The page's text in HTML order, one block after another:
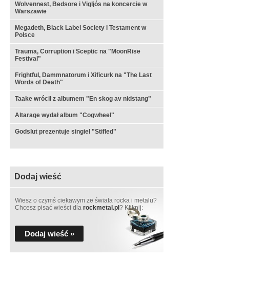
Wolvennest, Bedsore i Vigljós na koncercie w
Warszawie
Megadeth, Black Label Society i Testament w
Polsce
Trauma, Corruption i Sceptic na "MoonRise
Festival"
Frightful, Dammnatorum i Xificurk na "The Last
Words of Death"
Taake wrócił z albumem "En skog av nidstang"
Altarage wydał album "Cogwheel"
Godslut prezentuje singiel "Stifled"
Dodaj wieść
Wiesz o czymś ciekawym ze świata rocka i metalu?
Chcesz pisać wieści dla rockmetal.pl ? Kliknij:
Dodaj wieść »